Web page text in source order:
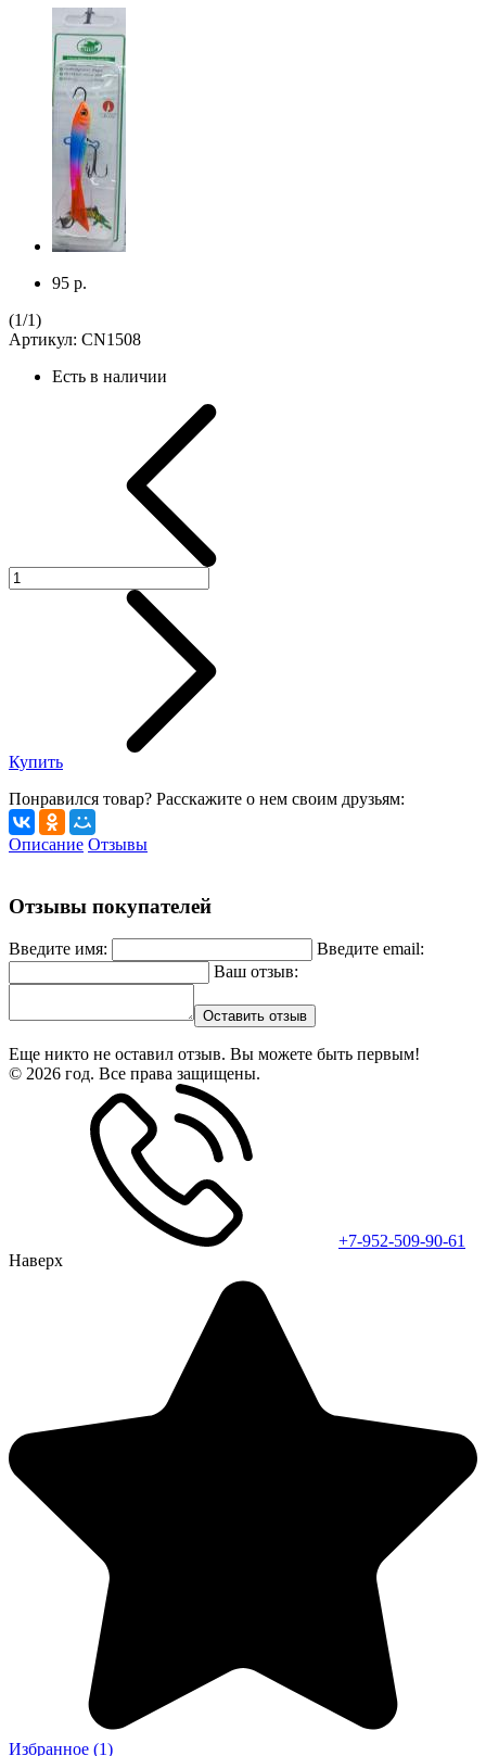
95 р.
(1/1)
Артикул: CN1508
Есть в наличии
Купить
Понравился товар? Расскажите о нем своим друзьям:
Описание Отзывы
Отзывы покупателей
Введите имя:
Введите email:
Ваш отзыв:
Оставить отзыв
Еще никто не оставил отзыв. Вы можете быть первым!
© 2026 год. Все права защищены.
+7-952-509-90-61
Наверх
Избранное (1)